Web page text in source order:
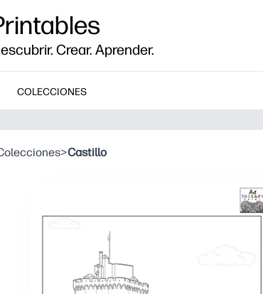
Crear. Aprender.
COLECCIONES
>Castillo